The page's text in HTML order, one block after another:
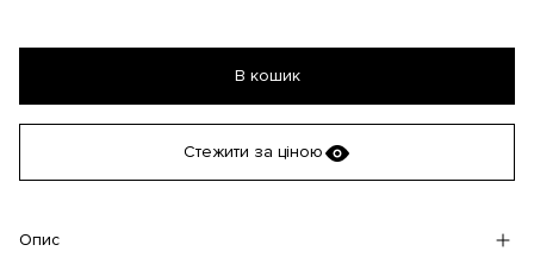
В кошик
Стежити за ціною
Опис